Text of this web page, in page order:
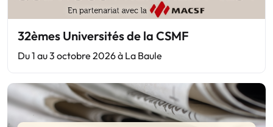
32èmes Universités de la CSMF
Du 1 au 3 octobre 2026 à La Baule